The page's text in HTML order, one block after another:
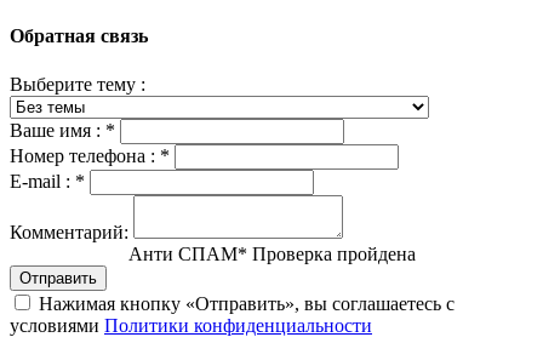
Обратная связь
Выберите тему :
Ваше имя : *
Номер телефона : *
E-mail : *
Комментарий:
Анти СПАМ* Проверка пройдена
Отправить
Нажимая кнопку «Отправить», вы соглашаетесь с
условиями Политики конфиденциальности